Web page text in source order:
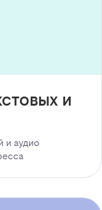
и
и аудио